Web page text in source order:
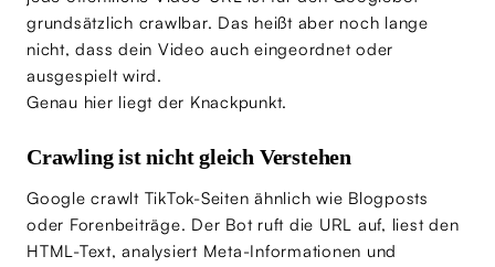
grundsätzlich crawlbar. Das heißt aber noch lange
nicht, dass dein Video auch eingeordnet oder
ausgespielt wird.
Genau hier liegt der Knackpunkt.
Crawling ist nicht gleich Verstehen
Google crawlt TikTok-Seiten ähnlich wie Blogposts
oder Forenbeiträge. Der Bot ruft die URL auf, liest den
HTML-Text, analysiert Meta-Informationen und